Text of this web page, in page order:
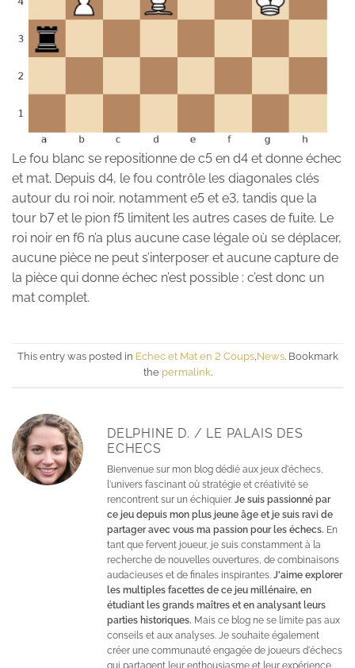
Le fou blanc se repositionne de c5 en d4 et donne échec
et mat. Depuis d4, le fou contrôle les diagonales clés
autour du roi noir, notamment e5 et e3, tandis que la
tour b7 et le pion f5 limitent les autres cases de fuite. Le
roi noir en f6 n’a plus aucune case légale où se déplacer,
aucune pièce ne peut s’interposer et aucune capture de
la pièce qui donne échec n’est possible : c’est donc un
mat complet.
This entry was posted in Echec et Mat en 2 Coups,News. Bookmark
the permalink.
DELPHINE D. / LE PALAIS DES
ECHECS
Bienvenue sur mon blog dédié aux jeux d'échecs,
l'univers fascinant où stratégie et créativité se
rencontrent sur un échiquier. Je suis passionné par
ce jeu depuis mon plus jeune âge et je suis ravi de
partager avec vous ma passion pour les échecs. En
tant que fervent joueur, je suis constamment à la
recherche de nouvelles ouvertures, de combinaisons
audacieuses et de finales inspirantes. J'aime explorer
les multiples facettes de ce jeu millénaire, en
étudiant les grands maîtres et en analysant leurs
parties historiques. Mais ce blog ne se limite pas aux
conseils et aux analyses. Je souhaite également
créer une communauté engagée de joueurs d'échecs
qui partagent leur enthousiasme et leur expérience.